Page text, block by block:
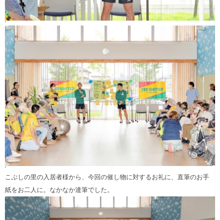
‘
‘
こぶしの里の入居者様から、今回の催し物に対するお礼に、直筆のお手
紙をお二人に。なかなか達筆でした。